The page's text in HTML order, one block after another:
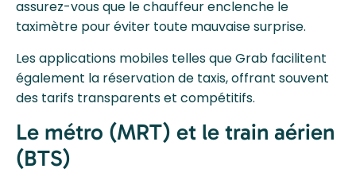
assurez-vous que le chauffeur enclenche le
taximètre pour éviter toute mauvaise surprise.
Les applications mobiles telles que Grab facilitent
également la réservation de taxis, offrant souvent
des tarifs transparents et compétitifs.
Le métro (MRT) et le train aérien
(BTS)